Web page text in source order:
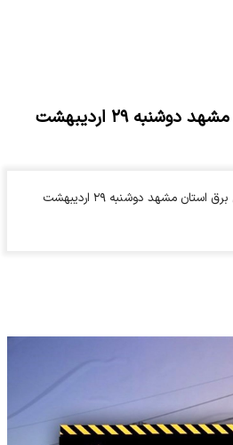
برنامه قطعی برق استان مشهد دوشنبه ۲۹ اردیبهشت
برای اطلاع از برنامه قطعی برق استان مشهد دوشنبه ۲۹ اردیبهشت